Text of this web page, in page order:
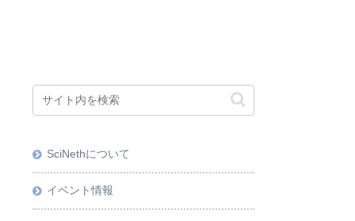
SciNethについて
イベント情報